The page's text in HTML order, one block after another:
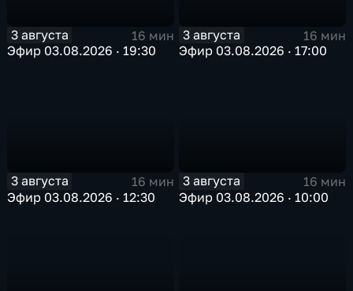
3 августа
16 мин
Эфир 03.08.2026 · 19:30
3 августа
16 мин
Эфир 03.08.2026 · 17:00
3 августа
16 мин
Эфир 03.08.2026 · 12:30
3 августа
16 мин
Эфир 03.08.2026 · 10:00